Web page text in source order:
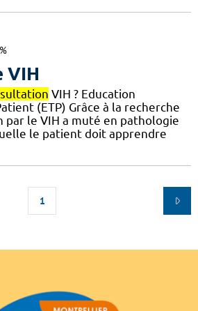
VIH
VIH ? Education
(ETP) Grâce à la recherche
par le VIH a muté en pathologie
le patient doit apprendre
1